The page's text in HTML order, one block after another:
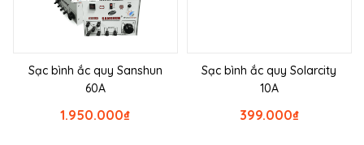
Sạc bình ắc quy Sanshun
60A
₫
1.950.000
Sạc bình ắc quy Solarcity
10A
₫
399.000